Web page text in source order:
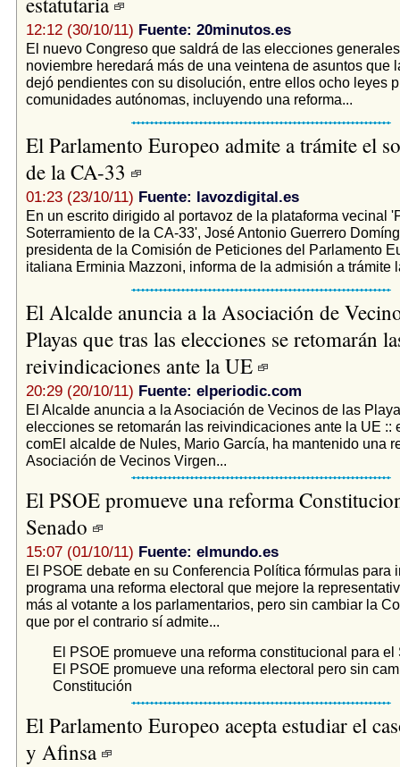
12:12 (30/10/11) Fuente: 20minutos.es
El nuevo Congreso que saldrá de las elecciones
noviembre heredará más de una veintena de asuntos que
dejó pendientes con su disolución, entre ellos ocho leyes
comunidades autónomas, incluyendo una reforma...
El Parlamento Europeo admite a trámite el
de la CA-33
01:23 (23/10/11) Fuente: lavozdigital.es
En un escrito dirigido al portavoz de la plataforma vecinal
Soterramiento de la CA-33', José Antonio Guerrero
presidenta de la Comisión de Peticiones del Parlamento
italiana Erminia Mazzoni, informa de la admisión a trámite
El Alcalde anuncia a la Asociación de
Playas que tras las elecciones se retomarán
reivindicaciones ante la UE
20:29 (20/10/11) Fuente: elperiodic.com
El Alcalde anuncia a la Asociación de Vecinos de las
elecciones se retomarán las reivindicaciones ante la UE ::
comEl alcalde de Nules, Mario García, ha mantenido una
Asociación de Vecinos Virgen...
El PSOE promueve una reforma
Senado
15:07 (01/10/11) Fuente: elmundo.es
El PSOE debate en su Conferencia Política fórmulas para
programa una reforma electoral que mejore la
más al votante a los parlamentarios, pero sin cambiar la
que por el contrario sí admite...
El PSOE promueve una reforma constitucional para el
El PSOE promueve una reforma electoral pero sin
Constitución
El Parlamento Europeo acepta estudiar el
y Afinsa